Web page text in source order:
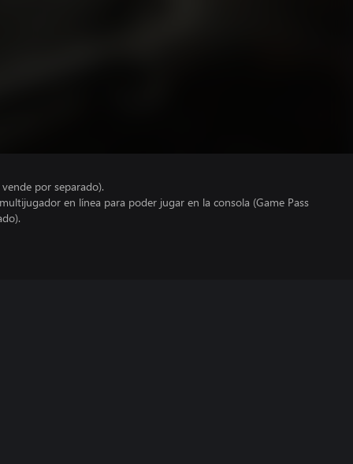
por separado).
en línea para poder jugar en la consola (Game Pass